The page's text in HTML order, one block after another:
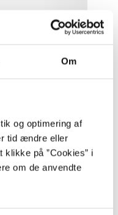
Om
og optimering af
tid ændre eller
på ”Cookies” i
om de anvendte
sit amet ...
dolor sit amet ...
sit amet ...
sit amet ...
sit amet ...
dolor sit amet ...